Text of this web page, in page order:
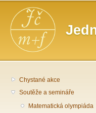
Hlavní menu
Chystané akce
Soutěže a semináře
Matematická olympiáda